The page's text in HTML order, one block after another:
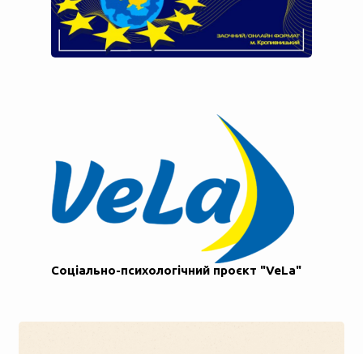
Соціально-психологічний проєкт "VeLa"